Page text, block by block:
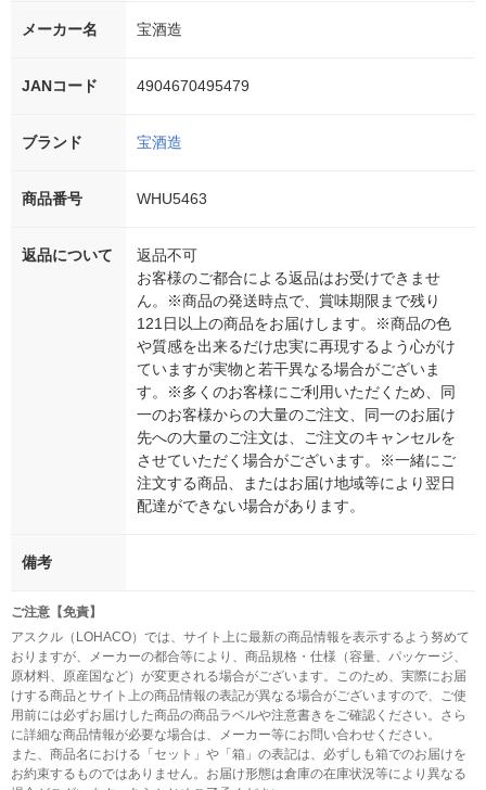
メーカー名 宝酒造
JANコード 4904670495479
ブランド 宝酒造
商品番号 WHU5463
返品について
返品不可
お客様のご都合による返品はお受けできませ
ん。※商品の発送時点で、賞味期限まで残り
121日以上の商品をお届けします。※商品の色
や質感を出来るだけ忠実に再現するよう心がけ
ていますが実物と若干異なる場合がございま
す。※多くのお客様にご利用いただくため、同
一のお客様からの大量のご注文、同一のお届け
先への大量のご注文は、ご注文のキャンセルを
させていただく場合がございます。※一緒にご
注文する商品、またはお届け地域等により翌日
配達ができない場合があります。
備考
ご注意【免責】
アスクル（LOHACO）では、サイト上に最新の商品情報を表示するよう努めて
おりますが、メーカーの都合等により、商品規格・仕様（容量、パッケージ、
原材料、原産国など）が変更される場合がございます。このため、実際にお届
けする商品とサイト上の商品情報の表記が異なる場合がございますので、ご使
用前には必ずお届けした商品の商品ラベルや注意書きをご確認ください。さら
に詳細な商品情報が必要な場合は、メーカー等にお問い合わせください。
また、商品名における「セット」や「箱」の表記は、必ずしも箱でのお届けを
お約束するものではありません。お届け形態は倉庫の在庫状況等により異なる